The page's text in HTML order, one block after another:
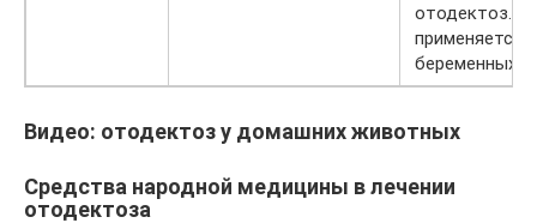
отодектоз. Не
применяется у
беременных
Видео: отодектоз у домашних животных
Средства народной медицины в лечении
отодектоза